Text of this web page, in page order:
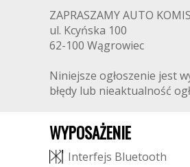
ZAPRASZAMY AUTO
ul. Kcyńska 100
62-100 Wągrowiec
Niniejsze ogłoszenie jest
błędy lub nieaktualność
WYPOSAŻENIE
Interfejs Bluetooth